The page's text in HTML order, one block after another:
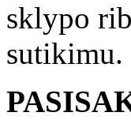
sklypo
sutikimu.